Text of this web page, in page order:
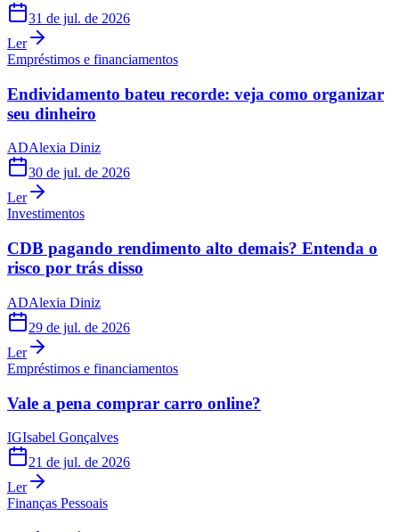
31 de jul. de 2026
Ler
Empréstimos e financiamentos
Endividamento bateu recorde: veja como organizar
seu dinheiro
ADAlexia Diniz
30 de jul. de 2026
Ler
Investimentos
CDB pagando rendimento alto demais? Entenda o
risco por trás disso
ADAlexia Diniz
29 de jul. de 2026
Ler
Empréstimos e financiamentos
Vale a pena comprar carro online?
IGIsabel Gonçalves
21 de jul. de 2026
Ler
Finanças Pessoais